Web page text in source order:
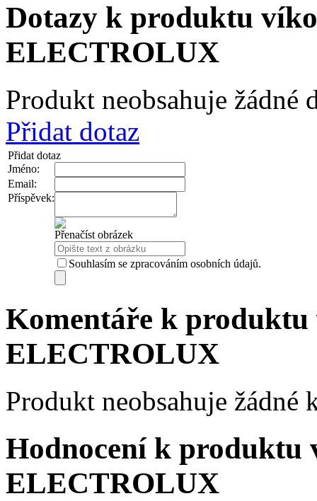
Dotazy k produktu
ELECTROLUX
Produkt neobsahuje žádné
Přidat dotaz
Přidat dotaz
Jméno:
Email:
Příspěvek:
Přenačíst obrázek
Souhlasím se zpracováním osobních údajů.
Komentáře k
ELECTROLUX
Produkt neobsahuje žádné
Hodnocení k produktu
ELECTROLUX